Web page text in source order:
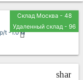
Склад Москва - 48
Удаленный склад - 96
share